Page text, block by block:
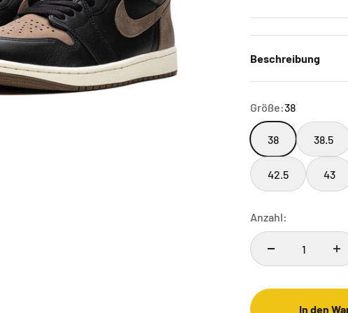
Beschreibung
Größe:38
38 38.5
42.5 43
Anzahl:
In den